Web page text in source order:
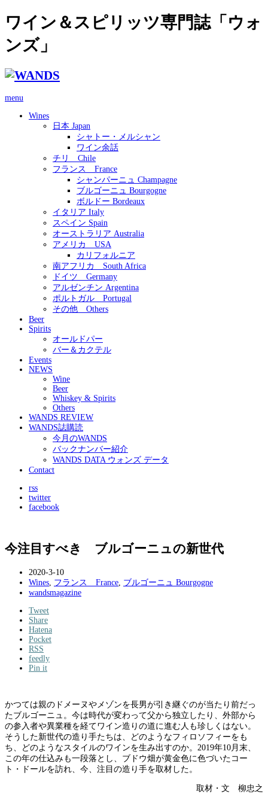
ワイン＆スピリッツ専門誌「ウォ
ンズ」
menu
Wines
日本 Japan
シャトー・メルシャン
ワイン余話
チリ Chile
フランス France
シャンパーニュ Champagne
ブルゴーニュ Bourgogne
ボルドー Bordeaux
イタリア Italy
スペイン Spain
オーストラリア Australia
アメリカ USA
カリフォルニア
南アフリカ South Africa
ドイツ Germany
アルゼンチン Argentina
ポルトガル Portugal
その他 Others
Beer
Spirits
オールドパー
バー＆カクテル
Events
NEWS
Wine
Beer
Whiskey & Spirits
Others
WANDS REVIEW
WANDS誌購読
今月のWANDS
バックナンバー紹介
WANDS DATA ウォンズ データ
Contact
rss
twitter
facebook
今注目すべき ブルゴーニュの新世代
2020-3-10
Wines フランス France ブルゴーニュ Bourgogne
wandsmagazine
Tweet
Share
Hatena
Pocket
RSS
feedly
Pin it
かつては親のドメーヌやメゾンを長男が引き継ぐのが当たり前だっ
たブルゴーニュ。今は時代が変わって父から独立したり、外部から
の参入者や異業種を経てワイン造りの道に進む人も珍しくはない。
そうした新世代の造り手たちは、どのようなフィロソフィーをも
ち、どのようなスタイルのワインを生み出すのか。2019年10月末、
この年の仕込みも一段落とし、ブドウ畑が黄金色に色づいたコー
ト・ドールを訪れ、今、注目の造り手を取材した。
取材・文 柳忠之